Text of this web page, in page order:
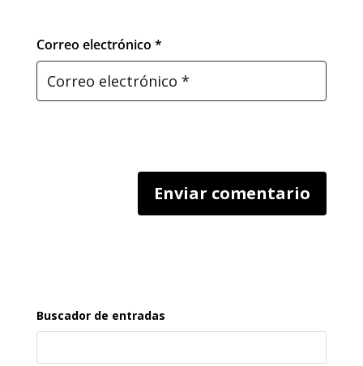
Correo electrónico *
Buscador de entradas